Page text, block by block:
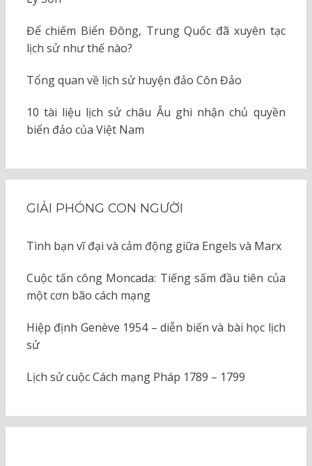
Để chiếm Biển Đông, Trung Quốc đã xuyên tạc
lịch sử như thế nào?
Tổng quan về lịch sử huyện đảo Côn Đảo
10 tài liệu lịch sử châu Âu ghi nhận chủ quyền
biển đảo của Việt Nam
GIẢI PHÓNG CON NGƯỜI
Tình bạn vĩ đại và cảm động giữa Engels và Marx
Cuộc tấn công Moncada: Tiếng sấm đầu tiên của
một cơn bão cách mạng
Hiệp định Genève 1954 – diễn biến và bài học lịch
sử
Lịch sử cuộc Cách mạng Pháp 1789 – 1799